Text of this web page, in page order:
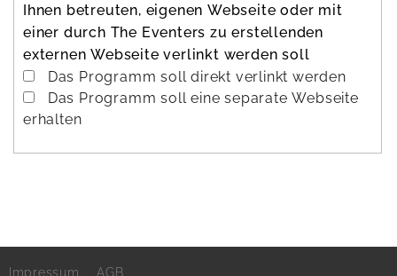
Ihnen betreuten, eigenen Webseiteoder mit
einer durch The Eventers zu erstellenden
externen Webseiteverlinkt werden soll
Das Programm soll direkt verlinkt werden
Das Programm soll eine separate Webseite
erhalten
Impressum AGB